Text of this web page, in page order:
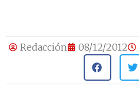
Redacción 08/12/2012